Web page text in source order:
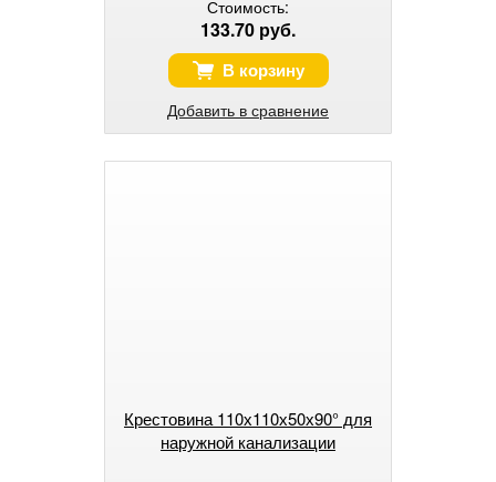
Стоимость:
133.70 руб.
В корзину
Добавить в сравнение
Крестовина 110х110х50х90° для
наружной канализации